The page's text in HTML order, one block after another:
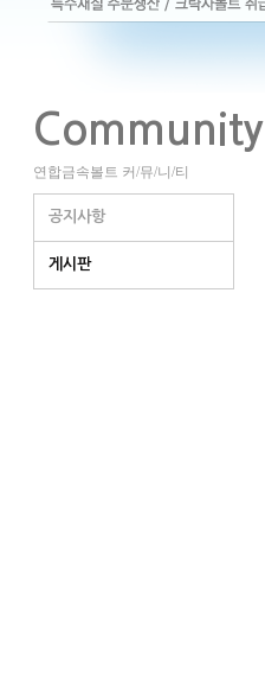
Community
연합금속볼트 커/뮤/니/티
공지사항
게시판